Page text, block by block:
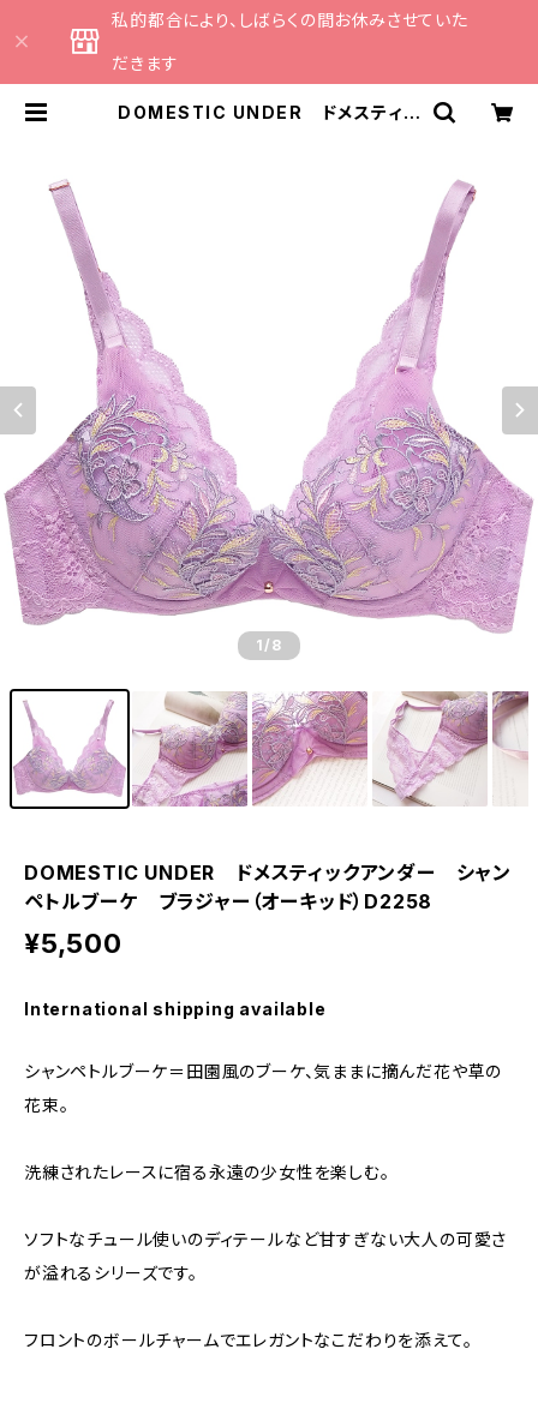
私的都合により、しばらくの間お休みさせていた
だきます
DOMESTIC UNDER ドメスティッ
1 /8
DOMESTIC UNDER ドメスティックアンダー シャン
ペトルブーケ ブラジャー（オーキッド）D2258
¥5,500
International shipping available
シャンペトルブーケ＝田園風のブーケ、気ままに摘んだ花や草の
花束。
洗練されたレースに宿る永遠の少女性を楽しむ。
ソフトなチュール使いのディテールなど甘すぎない大人の可愛さ
が溢れるシリーズです。
フロントのボールチャームでエレガントなこだわりを添えて。